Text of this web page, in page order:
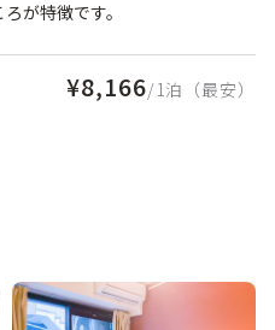
が特徴です。
¥8,166/1泊（最安）